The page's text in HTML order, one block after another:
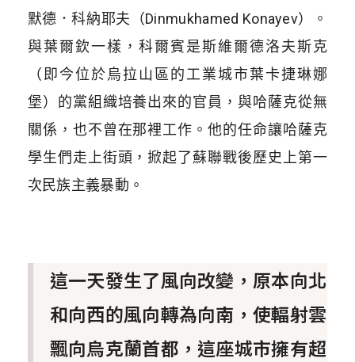
默德．科納耶夫（Dinmukhamed Konayev）。
與葉爾欽一樣，科爾賓是斯維爾德洛夫斯克
（即今位於烏拉山區的工業城市葉卡捷琳娜
堡）的黨組織培養出來的官員，與哈薩克從無
關係，也不曾在那裡工作。他的任命讓哈薩克
學生們走上街頭，掀起了蘇聯戰後歷史上第一
次民族主義暴動。
這一天發生了風向改變，原本向北
和向西的風向轉為向南，使輻射雲
飄向烏克蘭首都，這座城市擁有超